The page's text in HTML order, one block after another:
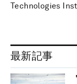
Technologies
最新記事